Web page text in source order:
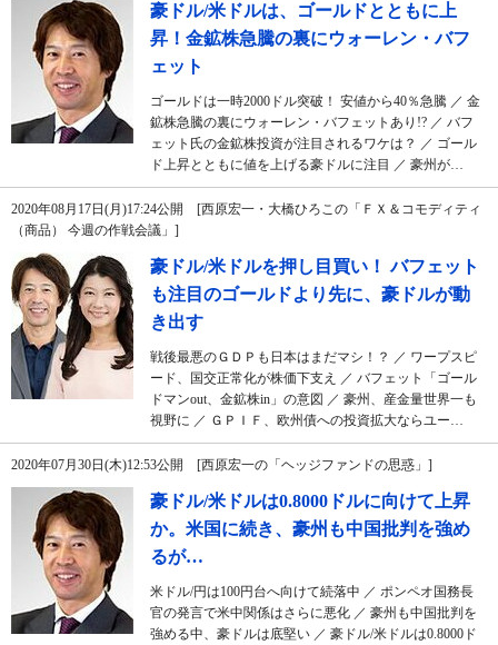
豪ドル/米ドルは、ゴールドとともに上
昇！金鉱株急騰の裏にウォーレン・バフ
ェット
ゴールドは一時2000ドル突破！ 安値から40％急騰 ／ 金
鉱株急騰の裏にウォーレン・バフェットあり!? ／ バフ
ェット氏の金鉱株投資が注目されるワケは？ ／ ゴール
ド上昇とともに値を上げる豪ドルに注目 ／ 豪州が…
2020年08月17日(月)17:24公開 [西原宏一・大橋ひろこの「ＦＸ＆コモディティ
（商品） 今週の作戦会議」]
豪ドル/米ドルを押し目買い！ バフェット
も注目のゴールドより先に、豪ドルが動
き出す
戦後最悪のＧＤＰも日本はまだマシ！？ ／ ワープスピ
ード、国交正常化が株価下支え ／ バフェット「ゴール
ドマンout、金鉱株in」の意図 ／ 豪州、産金量世界一も
視野に ／ ＧＰＩＦ、欧州債への投資拡大ならユー…
2020年07月30日(木)12:53公開 [西原宏一の「ヘッジファンドの思惑」]
豪ドル/米ドルは0.8000ドルに向けて上昇
か。米国に続き、豪州も中国批判を強め
るが…
米ドル/円は100円台へ向けて続落中 ／ ポンペオ国務長
官の発言で米中関係はさらに悪化 ／ 豪州も中国批判を
強める中、豪ドルは底堅い ／ 豪ドル/米ドルは0.8000ド